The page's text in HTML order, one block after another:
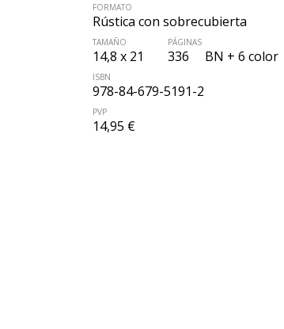
FORMATO
Rústica con sobrecubierta
TAMAÑO
14,8 x 21
PÁGINAS
336 BN + 6 color
ISBN
978-84-679-5191-2
PVP
14,95 €